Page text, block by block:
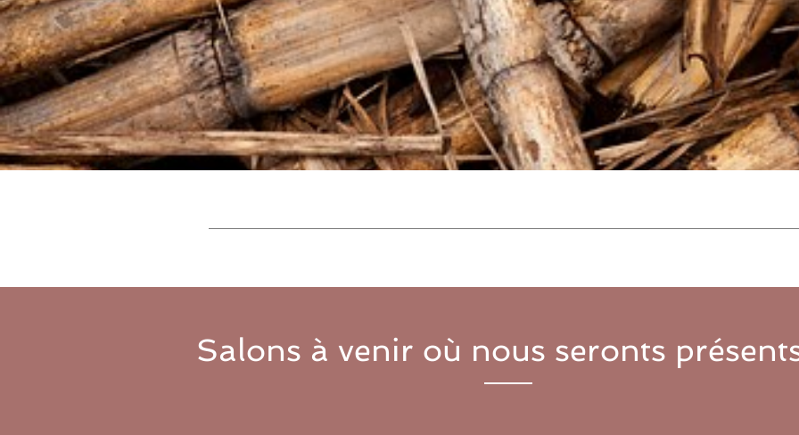
Salons à venir où nous seronts